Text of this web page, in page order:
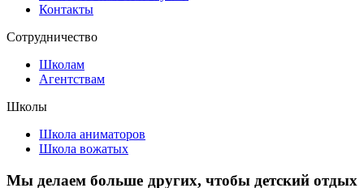
Контакты
Сотрудничество
Школам
Агентствам
Школы
Школа аниматоров
Школа вожатых
Мы делаем больше других, чтобы детский отдых